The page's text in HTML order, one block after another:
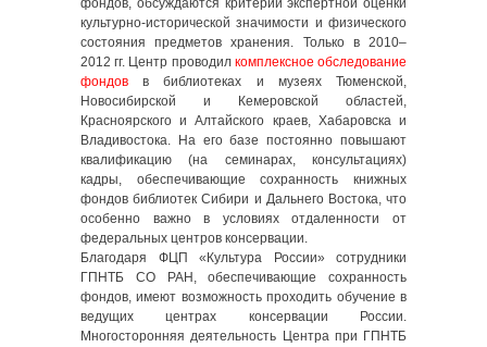
фондов, обсуждаются критерии экспертной оценки
культурно-исторической значимости и физического
состояния предметов хранения. Только в 2010–
2012 гг. Центр проводил комплексное обследование
фондов в библиотеках и музеях Тюменской,
Новосибирской и Кемеровской областей,
Красноярского и Алтайского краев, Хабаровска и
Владивостока. На его базе постоянно повышают
квалификацию (на семинарах, консультациях)
кадры, обеспечивающие сохранность книжных
фондов библиотек Сибири и Дальнего Востока, что
особенно важно в условиях отдаленности от
федеральных центров консервации.
Благодаря ФЦП «Культура России» сотрудники
ГПНТБ СО РАН, обеспечивающие сохранность
фондов, имеют возможность проходить обучение в
ведущих центрах консервации России.
Многосторонняя деятельность Центра при ГПНТБ